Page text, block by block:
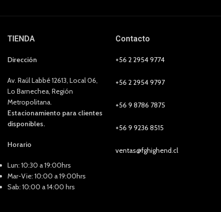
TIENDA
Dirección
Av. Raúl Labbé 12613, Local 06,
Lo Barnechea, Región
Metropolitana.
Estacionamiento para clientes
disponibles.
Horario
Lun: 10:30 a 19:00hrs
Mar-Vie: 10:00 a 19:00hrs
Sab: 10:00 a 14:00 hrs
Contacto
+56 2 2954 9774
+56 2 2954 9797
+56 9 8786 7875
+56 9 9236 8515
ventas@fghighend.cl